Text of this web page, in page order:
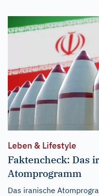
Leben & Lifestyle
Faktencheck: Das
Atomprogramm
Das iranische